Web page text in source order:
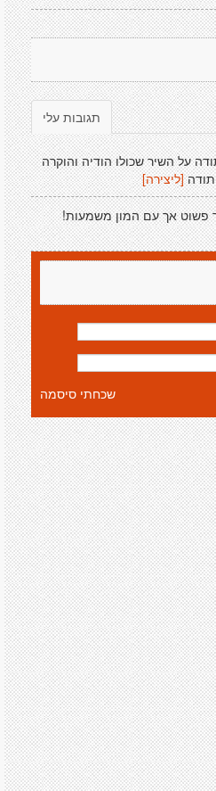
תגובות עלי
על השיר שכולו הודיה והוקרה
[ליצירה]
פשוט אך עם המון משמעות!
שכחתי סיסמה